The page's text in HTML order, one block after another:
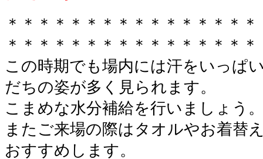
＊＊＊＊＊＊＊＊＊＊＊＊＊＊＊
＊＊＊＊＊＊＊＊＊＊＊＊＊＊＊＊
この時期でも場内には汗をいっぱ
だちの姿が多く見られます。
こまめな水分補給を行いましょう
またご来場の際はタオルやお着替
おすすめします。